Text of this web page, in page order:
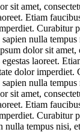
sit amet,
Etiam
Curabitur
nulla
dolor sit amet,
laoreet.
dolor imperdiet.
nulla
sit amet,
Etiam
Curabitur
nulla tempus nisi,